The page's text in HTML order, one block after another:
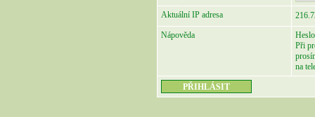
Aktuální IP adresa
Nápověda
Při
na